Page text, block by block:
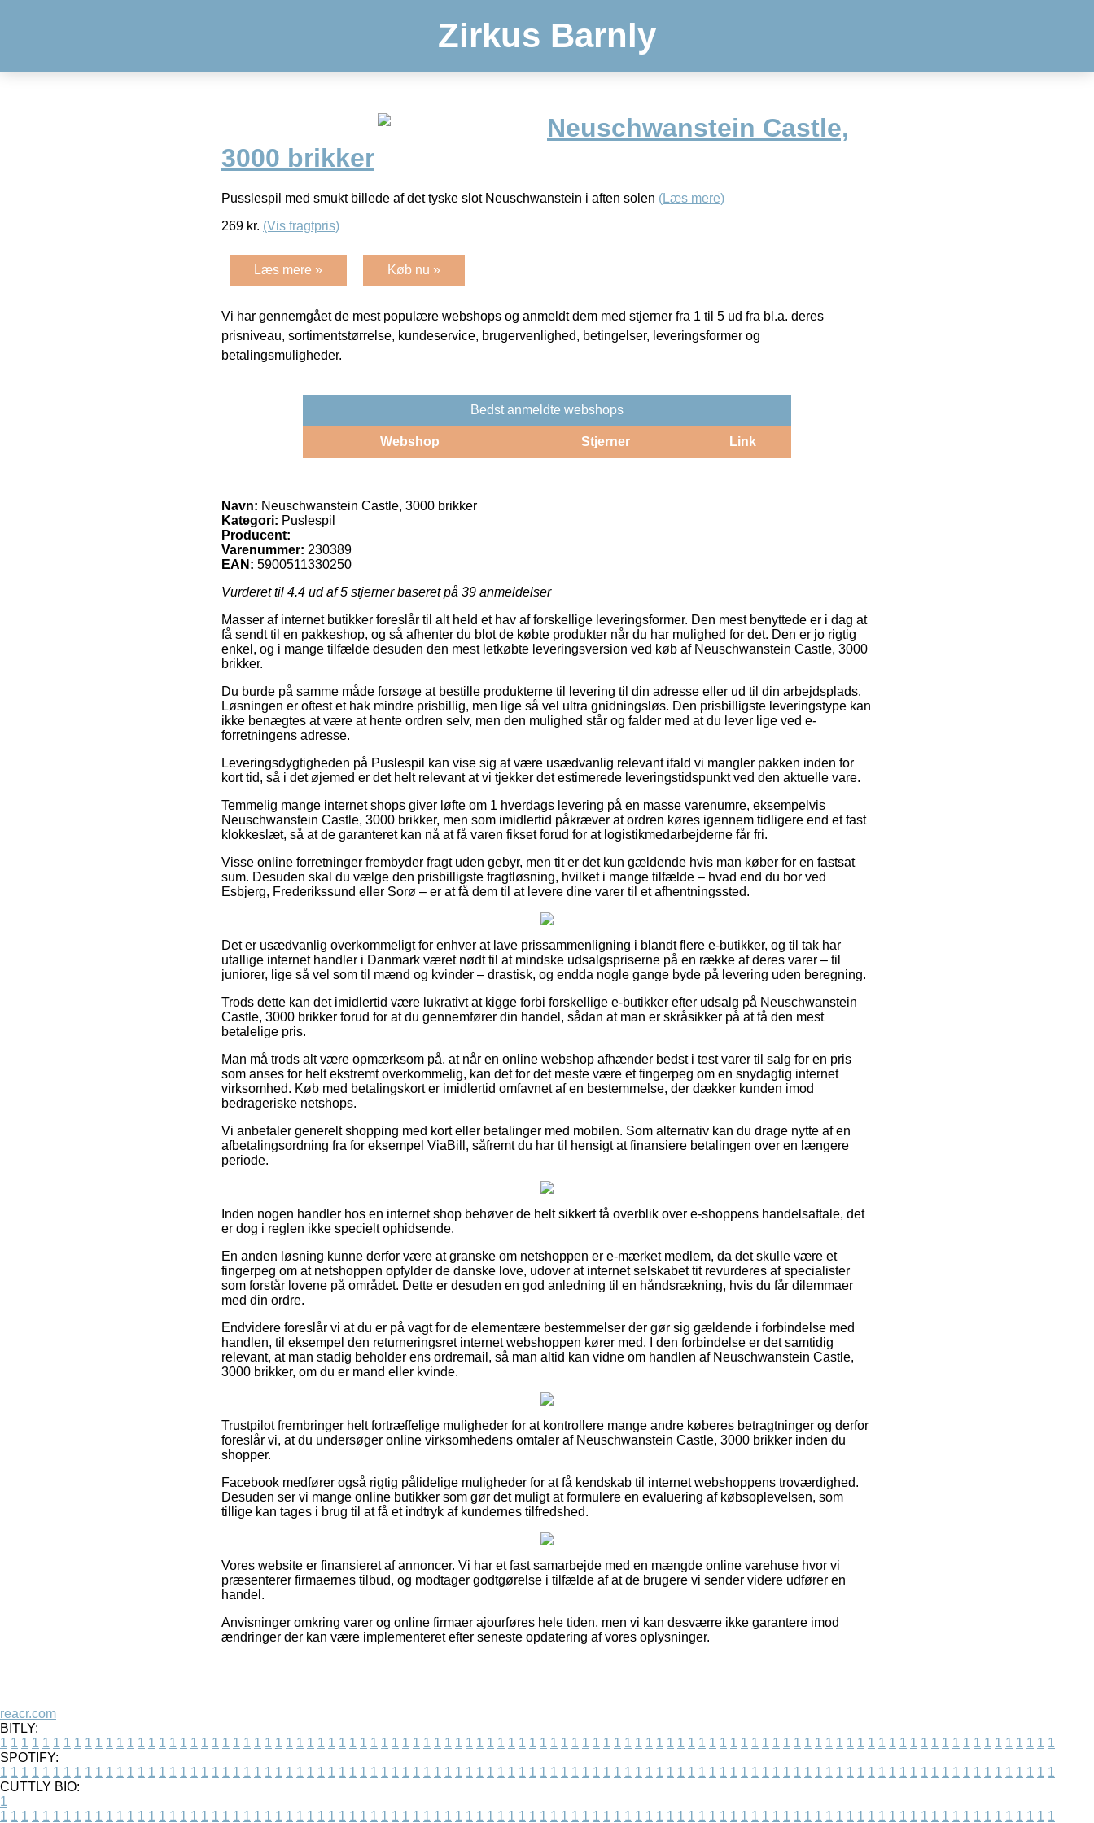
Zirkus Barnly
Neuschwanstein Castle,
3000 brikker
Pusslespil med smukt billede af det tyske slot Neuschwanstein i aften solen (Læs mere)
269 kr. (Vis fragtpris)
Læs mere » Køb nu »
Vi har gennemgået de mest populære webshops og anmeldt dem med stjerner fra 1 til 5 ud fra bl.a. deres
prisniveau, sortimentstørrelse, kundeservice, brugervenlighed, betingelser, leveringsformer og
betalingsmuligheder.
Bedst anmeldte webshops
Webshop Stjerner Link
Navn: Neuschwanstein Castle, 3000 brikker
Kategori: Puslespil
Producent:
Varenummer: 230389
EAN: 5900511330250
Vurderet til 4.4 ud af 5 stjerner baseret på 39 anmeldelser
Masser af internet butikker foreslår til alt held et hav af forskellige leveringsformer. Den mest benyttede er i dag at
få sendt til en pakkeshop, og så afhenter du blot de købte produkter når du har mulighed for det. Den er jo rigtig
enkel, og i mange tilfælde desuden den mest letkøbte leveringsversion ved køb af Neuschwanstein Castle, 3000
brikker.
Du burde på samme måde forsøge at bestille produkterne til levering til din adresse eller ud til din arbejdsplads.
Løsningen er oftest et hak mindre prisbillig, men lige så vel ultra gnidningsløs. Den prisbilligste leveringstype kan
ikke benægtes at være at hente ordren selv, men den mulighed står og falder med at du lever lige ved e-
forretningens adresse.
Leveringsdygtigheden på Puslespil kan vise sig at være usædvanlig relevant ifald vi mangler pakken inden for
kort tid, så i det øjemed er det helt relevant at vi tjekker det estimerede leveringstidspunkt ved den aktuelle vare.
Temmelig mange internet shops giver løfte om 1 hverdags levering på en masse varenumre, eksempelvis
Neuschwanstein Castle, 3000 brikker, men som imidlertid påkræver at ordren køres igennem tidligere end et fast
klokkeslæt, så at de garanteret kan nå at få varen fikset forud for at logistikmedarbejderne får fri.
Visse online forretninger frembyder fragt uden gebyr, men tit er det kun gældende hvis man køber for en fastsat
sum. Desuden skal du vælge den prisbilligste fragtløsning, hvilket i mange tilfælde – hvad end du bor ved
Esbjerg, Frederikssund eller Sorø – er at få dem til at levere dine varer til et afhentningssted.
Det er usædvanlig overkommeligt for enhver at lave prissammenligning i blandt flere e-butikker, og til tak har
utallige internet handler i Danmark været nødt til at mindske udsalgspriserne på en række af deres varer – til
juniorer, lige så vel som til mænd og kvinder – drastisk, og endda nogle gange byde på levering uden beregning.
Trods dette kan det imidlertid være lukrativt at kigge forbi forskellige e-butikker efter udsalg på Neuschwanstein
Castle, 3000 brikker forud for at du gennemfører din handel, sådan at man er skråsikker på at få den mest
betalelige pris.
Man må trods alt være opmærksom på, at når en online webshop afhænder bedst i test varer til salg for en pris
som anses for helt ekstremt overkommelig, kan det for det meste være et fingerpeg om en snydagtig internet
virksomhed. Køb med betalingskort er imidlertid omfavnet af en bestemmelse, der dækker kunden imod
bedrageriske netshops.
Vi anbefaler generelt shopping med kort eller betalinger med mobilen. Som alternativ kan du drage nytte af en
afbetalingsordning fra for eksempel ViaBill, såfremt du har til hensigt at finansiere betalingen over en længere
periode.
Inden nogen handler hos en internet shop behøver de helt sikkert få overblik over e-shoppens handelsaftale, det
er dog i reglen ikke specielt ophidsende.
En anden løsning kunne derfor være at granske om netshoppen er e-mærket medlem, da det skulle være et
fingerpeg om at netshoppen opfylder de danske love, udover at internet selskabet tit revurderes af specialister
som forstår lovene på området. Dette er desuden en god anledning til en håndsrækning, hvis du får dilemmaer
med din ordre.
Endvidere foreslår vi at du er på vagt for de elementære bestemmelser der gør sig gældende i forbindelse med
handlen, til eksempel den returneringsret internet webshoppen kører med. I den forbindelse er det samtidig
relevant, at man stadig beholder ens ordremail, så man altid kan vidne om handlen af Neuschwanstein Castle,
3000 brikker, om du er mand eller kvinde.
Trustpilot frembringer helt fortræffelige muligheder for at kontrollere mange andre køberes betragtninger og derfor
foreslår vi, at du undersøger online virksomhedens omtaler af Neuschwanstein Castle, 3000 brikker inden du
shopper.
Facebook medfører også rigtig pålidelige muligheder for at få kendskab til internet webshoppens troværdighed.
Desuden ser vi mange online butikker som gør det muligt at formulere en evaluering af købsoplevelsen, som
tillige kan tages i brug til at få et indtryk af kundernes tilfredshed.
Vores website er finansieret af annoncer. Vi har et fast samarbejde med en mængde online varehuse hvor vi
præsenterer firmaernes tilbud, og modtager godtgørelse i tilfælde af at de brugere vi sender videre udfører en
handel.
Anvisninger omkring varer og online firmaer ajourføres hele tiden, men vi kan desværre ikke garantere imod
ændringer der kan være implementeret efter seneste opdatering af vores oplysninger.
reacr.com
BITLY:
1 1 1 1 1 1 1 1 1 1 1 1 1 1 1 1 1 1 1 1 1 1 1 1 1 1 1 1 1 1 1 1 1 1 1 1 1 1 1 1 1 1 1 1 1 1 1 1 1 1 1 1 1 1 1 1 1 1 1 1 1 1 1 1 1 1 1 1 1 1 1 1 1 1 1 1 1 1 1 1 1 1 1 1 1 1 1 1 1 1 1 1 1 1 1 1 1 1 1 1
SPOTIFY:
1 1 1 1 1 1 1 1 1 1 1 1 1 1 1 1 1 1 1 1 1 1 1 1 1 1 1 1 1 1 1 1 1 1 1 1 1 1 1 1 1 1 1 1 1 1 1 1 1 1 1 1 1 1 1 1 1 1 1 1 1 1 1 1 1 1 1 1 1 1 1 1 1 1 1 1 1 1 1 1 1 1 1 1 1 1 1 1 1 1 1 1 1 1 1 1 1 1 1 1
CUTTLY BIO:
1
1 1 1 1 1 1 1 1 1 1 1 1 1 1 1 1 1 1 1 1 1 1 1 1 1 1 1 1 1 1 1 1 1 1 1 1 1 1 1 1 1 1 1 1 1 1 1 1 1 1 1 1 1 1 1 1 1 1 1 1 1 1 1 1 1 1 1 1 1 1 1 1 1 1 1 1 1 1 1 1 1 1 1 1 1 1 1 1 1 1 1 1 1 1 1 1 1 1 1 1